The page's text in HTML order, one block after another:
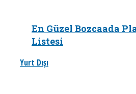
En Güzel Bozcaada
Listesi
Yurt Dışı